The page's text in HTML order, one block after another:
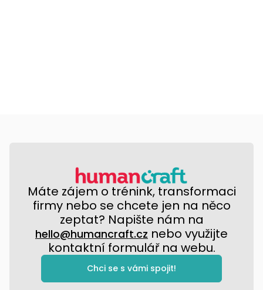
Máte zájem o trénink, transformaci
firmy nebo se chcete jen na něco
zeptat? Napište nám na
hello@humancraft.cz nebo využijte
kontaktní formulář na webu.
Chci se s vámi spojit!